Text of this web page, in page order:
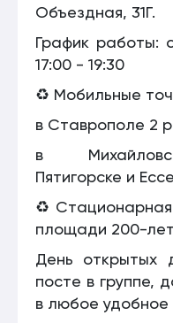
Объездная, 31Г.
График работы:
17:00 - 19:30
♻️ Мобильные
в Ставрополе 2
в
Пятигорске и
♻️ Стационарная
площади 200-
День открытых
посте в группе,
в любое удобное